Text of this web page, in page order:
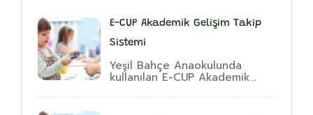
E-CUP Akademik Gelişim Takip
Sistemi
Yeşil Bahçe Anaokulunda
kullanılan E-CUP Akademik